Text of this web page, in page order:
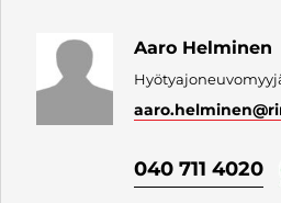
Aaro Helminen
aaro.helminen
040 711 4020